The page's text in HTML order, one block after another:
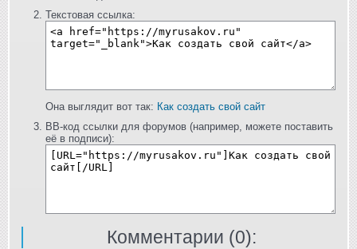
Текстовая ссылка:
Она выглядит вот так: Как создать свой сайт
BB-код ссылки для форумов (например, можете поставить
её в подписи):
Комментарии (0):